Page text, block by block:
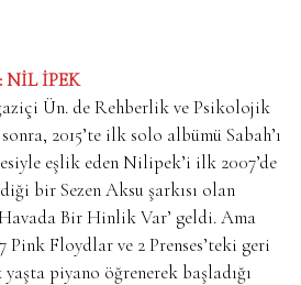
NİL İPEK
Ün. de Rehberlik ve Psikolojik
2015’te ilk solo albümü Sabah’ı
eşlik eden Nilipek’i ilk 2007’de
bir Sezen Aksu şarkısı olan
Bir Hinlik Var’ geldi. Ama
Pink Floydlar ve 2 Prenses’teki geri
piyano öğrenerek başladığı